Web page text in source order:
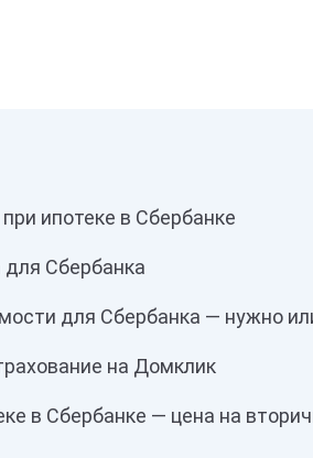
ипотеке в Сбербанке
для Сбербанка
для Сбербанка — нужно
на Домклик
в Сбербанке — цена на